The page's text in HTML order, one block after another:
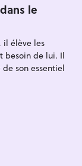
le
il élève les
besoin de lui. Il
son essentiel